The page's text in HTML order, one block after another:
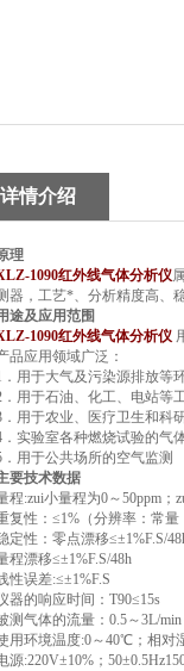
详情介绍
理
1090红外线气体分析仪
器，工艺*、分析精度高、
途及应用范围
1090红外线气体分析仪
应用领域广泛：
于大气及污染源排放等
于石油、化工、电站等
于农业、医疗卫生和科
验室各种燃烧试验的气
于公共场所的空气监测
要技术数据
:zui小量程为0～50ppm；
性：≤1%（分辨率：常量
性：零点漂移≤±1%F.S/
漂移≤±1%F.S/48h
误差:≤±1%F.S
的响应时间：T90≤15s
气体的流量：0.5～3L/min
环境温度:0～40℃；相对
:220V±10%；